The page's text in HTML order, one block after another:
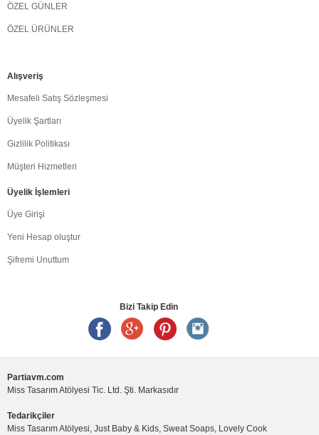
ÖZEL GÜNLER
ÖZEL ÜRÜNLER
Alışveriş
Mesafeli Satış Sözleşmesi
Üyelik Şartları
Gizlilik Politikası
Müşteri Hizmetleri
Üyelik İşlemleri
Üye Girişi
Yeni Hesap oluştur
Şifremi Unuttum
Bizi Takip Edin
Partiavm.com
Miss Tasarım Atölyesi Tic. Ltd. Şti. Markasıdır
Tedarikçiler
Miss Tasarım Atölyesi, Just Baby & Kids, Sweat Soaps, Lovely Cook